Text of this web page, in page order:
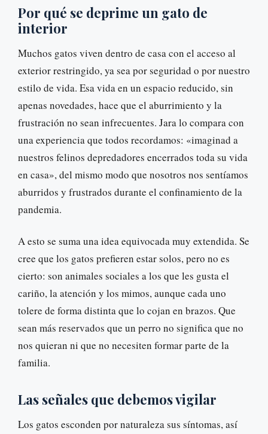
Por qué se deprime un gato de
interior
Muchos gatos viven dentro de casa con el acceso al
exterior restringido, ya sea por seguridad o por nuestro
estilo de vida. Esa vida en un espacio reducido, sin
apenas novedades, hace que el aburrimiento y la
frustración no sean infrecuentes. Jara lo compara con
una experiencia que todos recordamos: «imaginad a
nuestros felinos depredadores encerrados toda su vida
en casa», del mismo modo que nosotros nos sentíamos
aburridos y frustrados durante el confinamiento de la
pandemia.
A esto se suma una idea equivocada muy extendida. Se
cree que los gatos prefieren estar solos, pero no es
cierto: son animales sociales a los que les gusta el
cariño, la atención y los mimos, aunque cada uno
tolere de forma distinta que lo cojan en brazos. Que
sean más reservados que un perro no significa que no
nos quieran ni que no necesiten formar parte de la
familia.
Las señales que debemos vigilar
Los gatos esconden por naturaleza sus síntomas, así